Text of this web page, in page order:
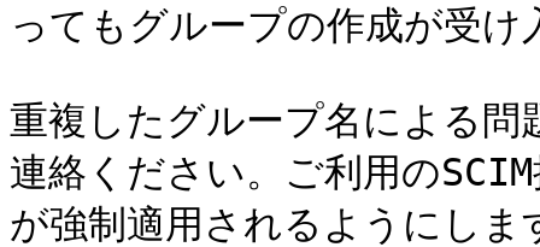
ってもグループの作成が受け
重複したグループ名による
連絡ください。ご利用の
が強制適用されるようにしま